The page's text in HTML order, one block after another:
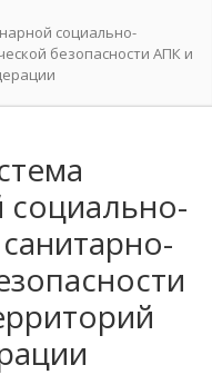
социально-
безопасности АПК и
социально-